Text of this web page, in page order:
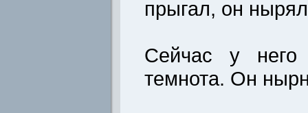
прыгал, он
Сейчас у
темнота. Он